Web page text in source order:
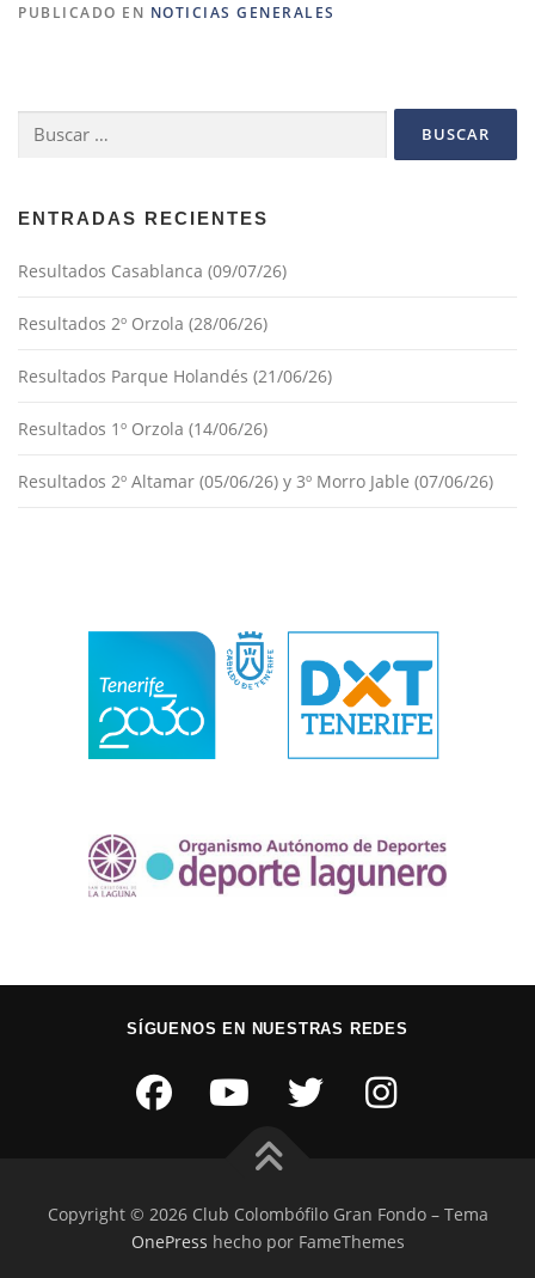
PUBLICADO EN NOTICIAS GENERALES
Buscar:
ENTRADAS RECIENTES
Resultados Casablanca (09/07/26)
Resultados 2º Orzola (28/06/26)
Resultados Parque Holandés (21/06/26)
Resultados 1º Orzola (14/06/26)
Resultados 2º Altamar (05/06/26) y 3º Morro Jable (07/06/26)
SÍGUENOS EN NUESTRAS REDES
Copyright © 2026 Club Colombófilo Gran Fondo – Tema
OnePress hecho por FameThemes